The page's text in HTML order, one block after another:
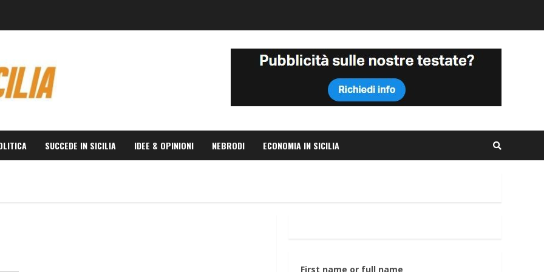
SUCCEDE IN SICILIA IDEE & OPINIONI NEBRODI ECONOMIA IN SICILIA
First name or full name